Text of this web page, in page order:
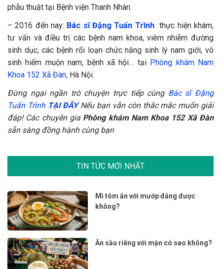
phẫu thuật tại Bệnh viện Thanh Nhàn.
– 2016 đến nay: Bác sĩ Đặng Tuấn Trìnhthực hiện khám,
tư vấn và điều trị các bệnh nam khoa, viêm nhiễm đường
sinh dục, các bệnh rối loạn chức năng sinh lý nam giới, vô
sinh hiếm muộn nam, bệnh xã hội… tại Phòng khám Nam
Khoa 152 Xã Đàn, Hà Nội.
Đừng ngại ngần trò chuyện trực tiếp cùng Bác sĩ Đặng
Tuấn Trình TẠI ĐÂYNếu bạn vẫn còn thắc mắc muốn giải
đáp! Các chuyên gia Phòng khám Nam Khoa 152 Xã Đàn
sẵn sàng đồng hành cùng bạn
TIN TỨC MỚI NHẤT
Mì tôm ăn với mướp đắng được
không?
Ăn sầu riêng với mận có sao không?